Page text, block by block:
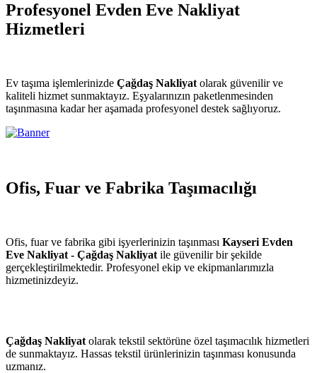
Profesyonel Evden Eve Nakliyat
Hizmetleri
Ev taşıma işlemlerinizde Çağdaş Nakliyat olarak güvenilir ve
kaliteli hizmet sunmaktayız. Eşyalarınızın paketlenmesinden
taşınmasına kadar her aşamada profesyonel destek sağlıyoruz.
Ofis, Fuar ve Fabrika Taşımacılığı
Ofis, fuar ve fabrika gibi işyerlerinizin taşınması Kayseri Evden
Eve Nakliyat - Çağdaş Nakliyat ile güvenilir bir şekilde
gerçekleştirilmektedir. Profesyonel ekip ve ekipmanlarımızla
hizmetinizdeyiz.
Çağdaş Nakliyat olarak tekstil sektörüne özel taşımacılık hizmetleri
de sunmaktayız. Hassas tekstil ürünlerinizin taşınması konusunda
uzmanız.